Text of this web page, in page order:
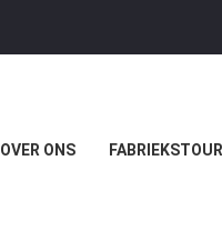
OVER ONS FABRIEKSTOUR